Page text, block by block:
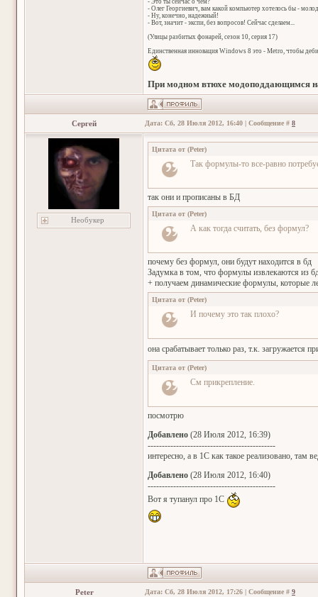
- Это ты сейчас о чем?
- Олег Георгиевич, вам какой компьютер хотелось бы -
- Ну, конечно, надежный!
- Вот, значит - экспи, без вопросов! Сейчас сделаем...
(Улицы разбитых фонарей, сезон 10, серия 17)
Единственная инновация Windows 8 это - Metro, чтобы
При модном втюхе модоподдающимся
Сергей Дата: Сб, 28 Июля 2012, 16:40 | Сообщение # 8
Необукер
Цитата от (Peter)
Так формулы-то все-равно
так они и прописаны в БД
Цитата от (Peter)
А как тогда считать, без формул?
почему без формул, они будут находится в бд
Задумка в том, что формулы извлекаются из
+ получаем динамические формулы, которые
Цитата от (Peter)
И почему это так плохо?
она срабатывает только раз, т.к. загружается
Цитата от (Peter)
См прикрепление.
посмотрю
Добавлено (28 Июля 2012, 16:39)
---------------------------------------------
интересно, а в 1С как такое реализовано, там
Добавлено (28 Июля 2012, 16:40)
---------------------------------------------
Вот я тупанул про 1С
Peter Дата: Сб, 28 Июля 2012, 17:26 | Сообщение # 9